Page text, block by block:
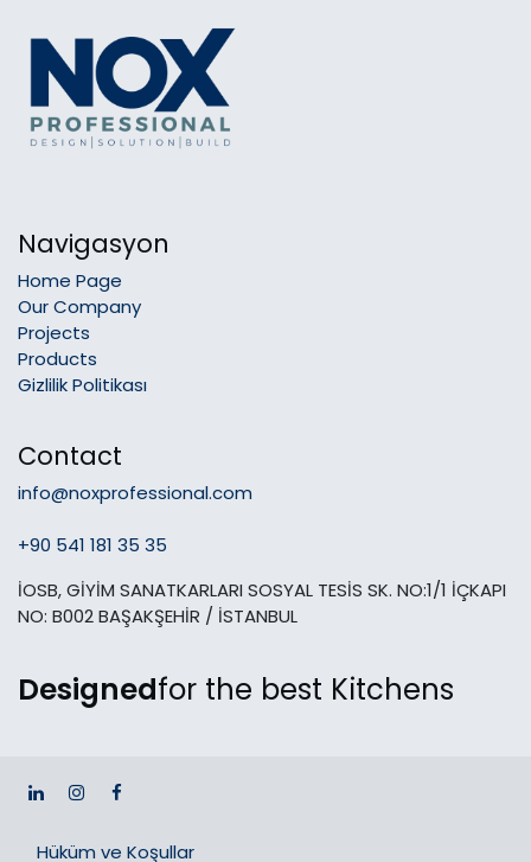
Navigasyon
Home Page
Our Company
Projects
Products
Gizlilik Politikası
Designedfor the best Kitchens
Contact
info@noxprofessional.com
+90 541 181 35 35
İOSB, GİYİM SANATKARLARI SOSYAL TESİS SK. NO:1/1 İÇKAPI
NO: B002 BAŞAKŞEHİR / İSTANBUL
Hüküm ve Koşullar